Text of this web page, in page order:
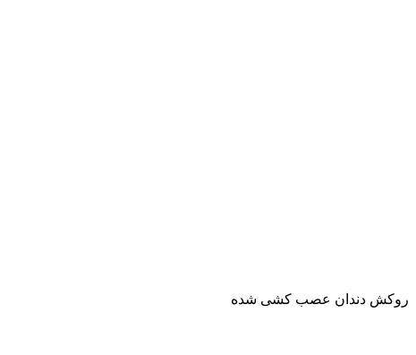
روکش دندان عصب کشی شده